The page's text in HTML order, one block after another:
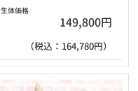
生体価格
149,800円
（税込：164,780円）